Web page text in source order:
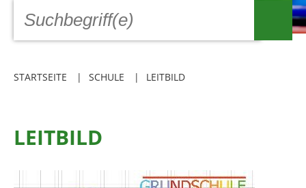
STARTSEITE SCHULE LEITBILD
LEITBILD